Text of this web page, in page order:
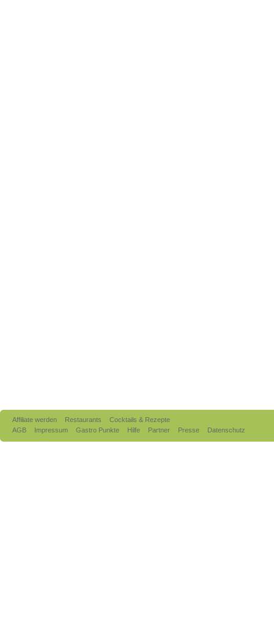
Affiliate werden Restaurants
Cocktails & Rezepte
AGB
Impressum Gastro Punkte Hilfe Partner Presse Datenschutz